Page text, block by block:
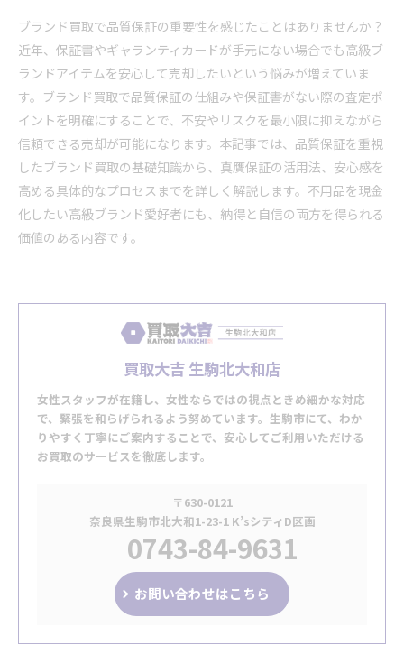
ブランド買取で品質保証の重要性を感じたことはありませんか？
近年、保証書やギャランティカードが手元にない場合でも高級ブ
ランドアイテムを安心して売却したいという悩みが増えていま
す。ブランド買取で品質保証の仕組みや保証書がない際の査定ポ
イントを明確にすることで、不安やリスクを最小限に抑えながら
信頼できる売却が可能になります。本記事では、品質保証を重視
したブランド買取の基礎知識から、真贋保証の活用法、安心感を
高める具体的なプロセスまでを詳しく解説します。不用品を現金
化したい高級ブランド愛好者にも、納得と自信の両方を得られる
価値のある内容です。
買取大吉 生駒北大和店
女性スタッフが在籍し、女性ならではの視点ときめ細かな対応
で、緊張を和らげられるよう努めています。生駒市にて、わか
りやすく丁寧にご案内することで、安心してご利用いただける
お買取のサービスを徹底します。
〒630-0121
奈良県生駒市北大和1-23-1 K’sシティD区画
0743-84-9631
お問い合わせはこちら